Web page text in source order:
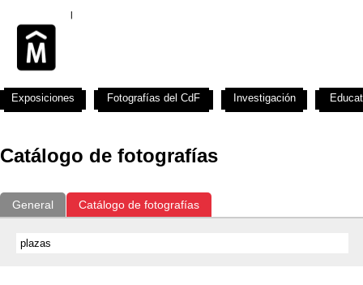
Catálogo de fotografías
General Catálogo de fotografías
Exposiciones Fotografías del CdF Investigación